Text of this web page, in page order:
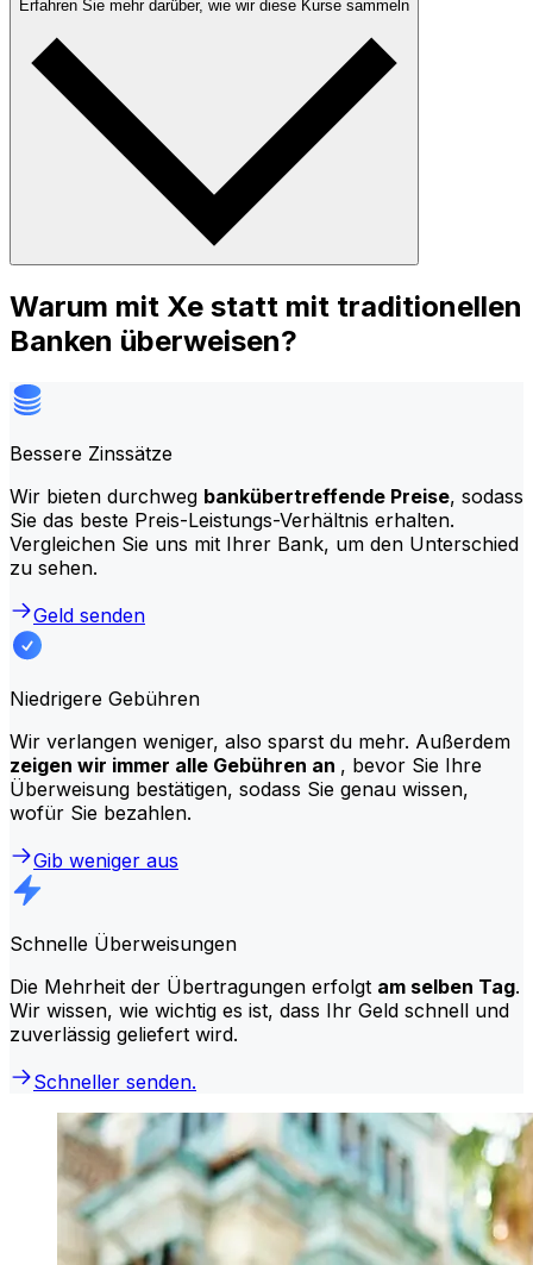
Erfahren Sie mehr darüber, wie wir diese Kurse sammeln
Warum mit Xe statt mit traditionellen
Banken überweisen?
Bessere Zinssätze
Wir bieten durchweg bankübertreffende Preise, sodass
Sie das beste Preis-Leistungs-Verhältnis erhalten.
Vergleichen Sie uns mit Ihrer Bank, um den Unterschied
zu sehen.
Geld senden
Niedrigere Gebühren
Wir verlangen weniger, also sparst du mehr. Außerdem
zeigen wir immer alle Gebühren an , bevor Sie Ihre
Überweisung bestätigen, sodass Sie genau wissen,
wofür Sie bezahlen.
Gib weniger aus
Schnelle Überweisungen
Die Mehrheit der Übertragungen erfolgt am selben Tag.
Wir wissen, wie wichtig es ist, dass Ihr Geld schnell und
zuverlässig geliefert wird.
Schneller senden.